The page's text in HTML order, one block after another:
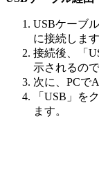
USBケーブ
に接続します
接続後、「
示されるの
次に、PCで
「USB」を
ます。